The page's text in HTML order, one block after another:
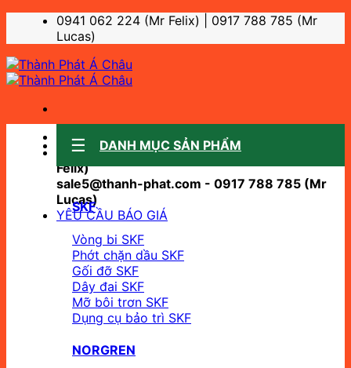
dung
0941 062 224 (Mr Felix) | 0917 788 785 (Mr
Lucas)
Sale support:
sale10@thanh-phat.com - 0941 062 224 (Mr
Felix)
sale5@thanh-phat.com - 0917 788 785 (Mr
Lucas)
YÊU CẦU BÁO GIÁ
DANH MỤC SẢN PHẨM
SKF
Vòng bi SKF
Phớt chặn dầu SKF
Gối đỡ SKF
Dây đai SKF
Mỡ bôi trơn SKF
Dụng cụ bảo trì SKF
NORGREN